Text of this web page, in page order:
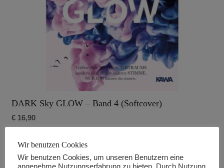
DARK Sky GLOW – Band 4 (Softcover)
€16,90
Weiterlesen
Wir benutzen Cookies
Wir benutzen Cookies, um unseren Benutzern eine